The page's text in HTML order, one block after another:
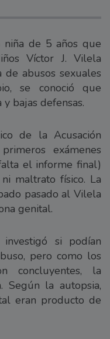
de 5 años que
Víctor J. Vilela
abusos sexuales
se conoció que
bajas defensas.
de la Acusación
exámenes
el informe final)
maltrato físico. La
pasado al Vilela
genital.
si podían
pero como los
concluyentes, la
Según la autopsia,
eran producto de